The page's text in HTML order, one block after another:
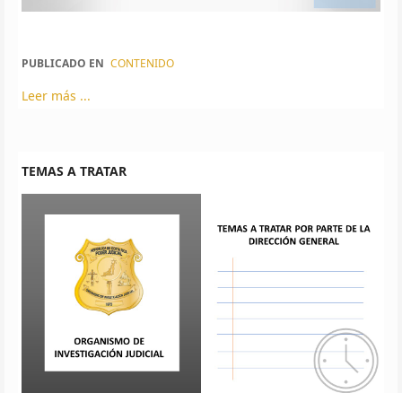
PUBLICADO EN CONTENIDO
Leer más ...
TEMAS A TRATAR